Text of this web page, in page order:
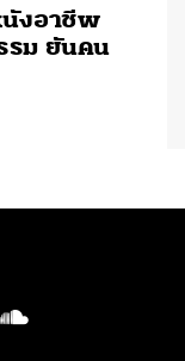
นังอาชีพ
รม ยันคน